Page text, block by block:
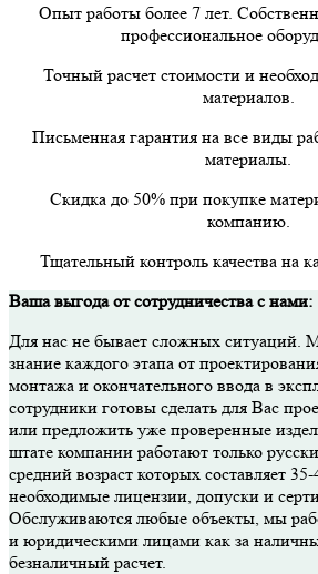
Опыт работы более 7 лет.
профессиональное
Точный расчет стоимости и
материалов.
Письменная гарантия на все виды
материалы.
Скидка до 50% при покупке
компанию.
Тщательный контроль качества на
Ваша выгода от сотрудничества с нами:
Для нас не бывает сложных ситуаций.
знание каждого этапа от
монтажа и окончательного ввода в
сотрудники готовы сделать для Вас
или предложить уже проверенные
штате компании работают только
средний возраст которых составляет
необходимые лицензии, допуски и
Обслуживаются любые объекты, мы
и юридическими лицами как за
безналичный расчет.